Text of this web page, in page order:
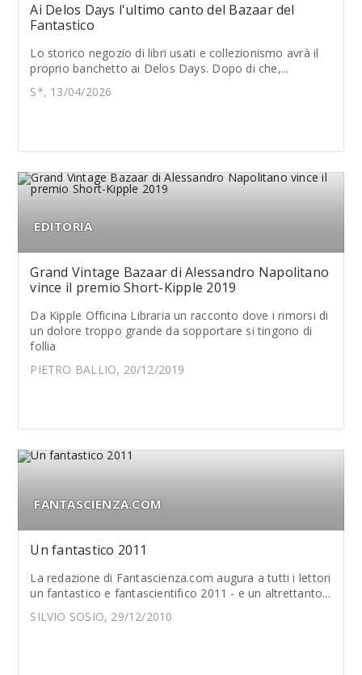
Ai Delos Days l'ultimo canto del Bazaar del
Fantastico
Lo storico negozio di libri usati e collezionismo avrà il
proprio banchetto ai Delos Days. Dopo di che,...
S*, 13/04/2026
EDITORIA
Grand Vintage Bazaar di Alessandro Napolitano
vince il premio Short-Kipple 2019
Da Kipple Officina Libraria un racconto dove i rimorsi di
un dolore troppo grande da sopportare si tingono di
follia
PIETRO BALLIO, 20/12/2019
FANTASCIENZA.COM
Un fantastico 2011
La redazione di Fantascienza.com augura a tutti i lettori
un fantastico e fantascientifico 2011 - e un altrettanto...
SILVIO SOSIO, 29/12/2010